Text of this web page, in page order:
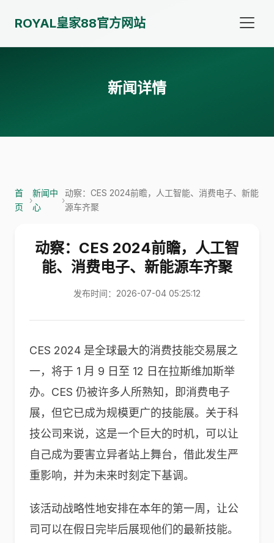
ROYAL皇家88官方网站
新闻详情
首
页
›
新闻中
心
›
动察：CES 2024前瞻，人工智能、消费电子、新能
源车齐聚
动察：CES 2024前瞻，人工智
能、消费电子、新能源车齐聚
发布时间：2026-07-04 05:25:12
CES 2024 是全球最大的消费技能交易展之
一，将于 1 月 9 日至 12 日在拉斯维加斯举
办。CES 仍被许多人所熟知，即消费电子
展，但它已成为规模更广的技能展。关于科
技公司来说，这是一个巨大的时机，可以让
自己成为要害立异者站上舞台，借此发生严
重影响，并为未来时刻定下基调。
该活动战略性地安排在本年的第一周，让公
司可以在假日完毕后展现他们的最新技能。